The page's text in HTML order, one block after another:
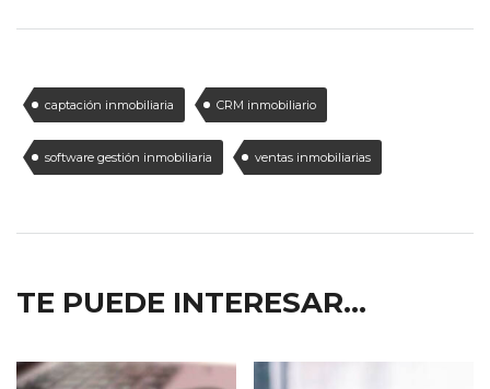
captación inmobiliaria CRM inmobiliario
software gestión inmobiliaria ventas inmobiliarias
TE PUEDE INTERESAR...